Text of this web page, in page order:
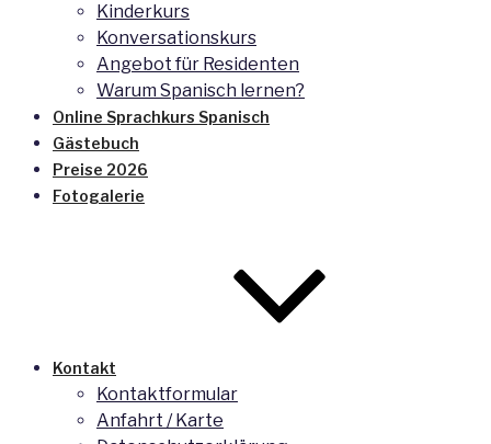
Kinderkurs
Konversationskurs
Angebot für Residenten
Warum Spanisch lernen?
Online Sprachkurs Spanisch
Gästebuch
Preise 2026
Fotogalerie
Kontakt
Kontaktformular
Anfahrt / Karte